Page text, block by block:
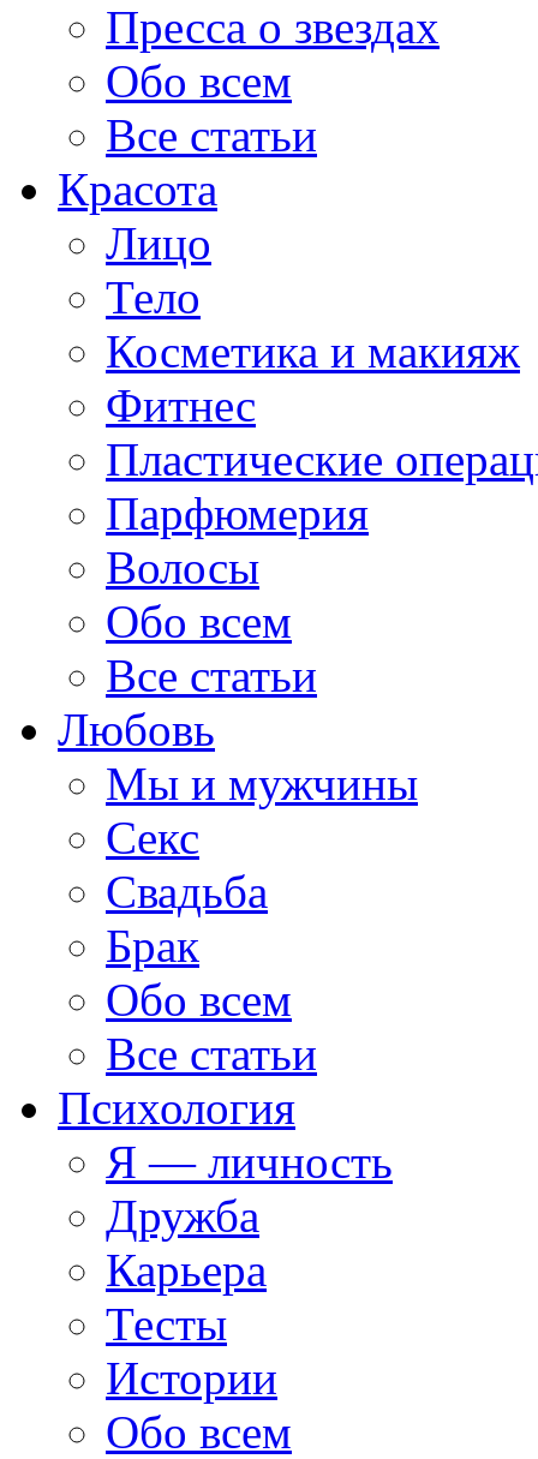
Пресса о звездах
Обо всем
Все статьи
Красота
Лицо
Тело
Косметика и макияж
Фитнес
Пластические
Парфюмерия
Волосы
Обо всем
Все статьи
Любовь
Мы и мужчины
Секс
Свадьба
Брак
Обо всем
Все статьи
Психология
Я — личность
Дружба
Карьера
Тесты
Истории
Обо всем